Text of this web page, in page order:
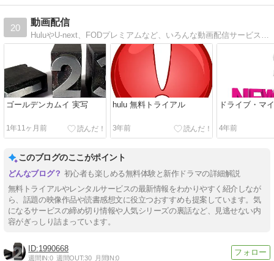
20
動画配信
ゴールデンカムイ 実写
1年11ヶ月前
hulu 無料トライアル
3年前
ドライブ・マ
4年前
このブログのここがポイント
初心者も楽しめる無料体験と新作ドラマの詳細解説
無料トライアルやレンタルサービスの最新情報をわかりやすく紹介しなが
ら、話題の映像作品や読書感想文に役立つおすすめも提案しています。気
になるサービスの締め切り情報や人気シリーズの裏話など、見逃せない内
容がぎっしり詰まっています。
1990668
週間IN:0 週間OUT:30 月間IN:0